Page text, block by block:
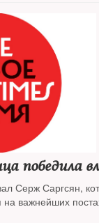
победила
Серж Саргсян,
на важнейших